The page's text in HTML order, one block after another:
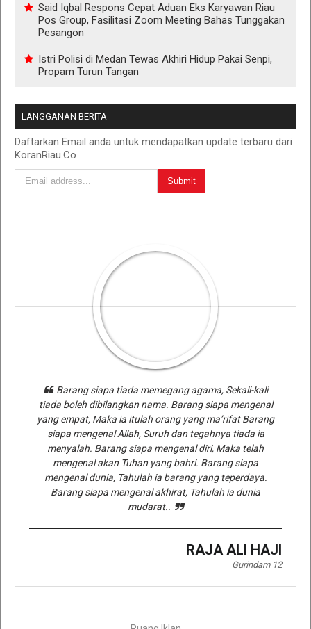
Said Iqbal Respons Cepat Aduan Eks Karyawan Riau
Pos Group, Fasilitasi Zoom Meeting Bahas Tunggakan
Pesangon
Istri Polisi di Medan Tewas Akhiri Hidup Pakai Senpi,
Propam Turun Tangan
LANGGANAN BERITA
Daftarkan Email anda untuk mendapatkan update terbaru dari
KoranRiau.Co
Barang siapa tiada memegang agama, Sekali-kali
tiada boleh dibilangkan nama. Barang siapa mengenal
yang empat, Maka ia itulah orang yang ma’rifat Barang
siapa mengenal Allah, Suruh dan tegahnya tiada ia
menyalah. Barang siapa mengenal diri, Maka telah
mengenal akan Tuhan yang bahri. Barang siapa
mengenal dunia, Tahulah ia barang yang teperdaya.
Barang siapa mengenal akhirat, Tahulah ia dunia
mudarat..
RAJA ALI HAJI
Gurindam 12